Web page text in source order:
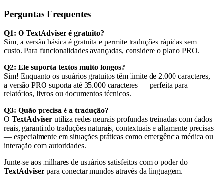
Perguntas Frequentes
Q1: O TextAdviser é gratuito?
Sim, a versão básica é gratuita e permite traduções rápidas sem
custo. Para funcionalidades avançadas, considere o plano PRO.
Q2: Ele suporta textos muito longos?
Sim! Enquanto os usuários gratuitos têm limite de 2.000 caracteres,
a versão PRO suporta até 35.000 caracteres — perfeita para
relatórios, livros ou documentos técnicos.
Q3: Quão precisa é a tradução?
O TextAdviser utiliza redes neurais profundas treinadas com dados
reais, garantindo traduções naturais, contextuais e altamente precisas
— especialmente em situações práticas como emergência médica ou
interação com autoridades.
Junte-se aos milhares de usuários satisfeitos com o poder do
TextAdviser para conectar mundos através da linguagem.